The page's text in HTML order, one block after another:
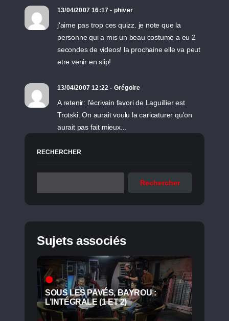
13/04/2007 16:17 - phiver
j'aime pas trop ces quizz. je note que la
personne qui a mis un beau costume a eu 2
secondes de videos! la prochaine elle va peut
etre venir en slip!
13/04/2007 12:22 - Grégoire
A retenir: l'écrivain favori de Laguillier est
Trotski. On aurait voulu la caricaturer qu'on
aurait pas fait mieux...
RECHERCHER
Rechercher
Sujets associés
SOUS LES PAVÉS, BAYROU :
L’INTÉGRALE (1 ET 2)